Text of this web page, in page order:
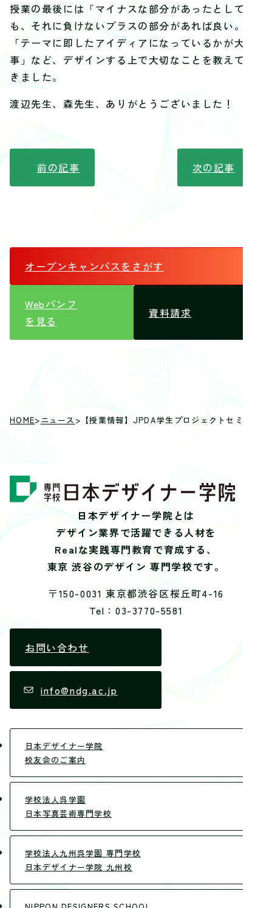
授業の最後には「マイナスな部分があったとして
も、 それに負けないプラスの部分があれば良い。」
「テーマに即したアイディアになっているかが大
事」など、 デザインする上で大切なことを教えて頂
きました。
渡辺先生、森先生、ありがとうございました！
前の記事 次の記事
オープンキャンパスをさがす
Webパンフ
を見る
資料請求
HOME>ニュース > 【授業情報】JPDA学生プロジェクトセミナー
日本デザイナー学院とは
デザイン業界で活躍できる人材を
Realな実践専門教育で育成する、
東京 渋谷のデザイン 専門学校です。
〒150-0031 東京都渋谷区桜丘町4-16
Tel：03-3770-5581
お問い合わせ
info@ndg.ac.jp
日本デザイナー学院
校友会のご案内
学校法人呉学園
日本写真芸術専門学校
学校法人九州呉学園 専門学校
日本デザイナー学院 九州校